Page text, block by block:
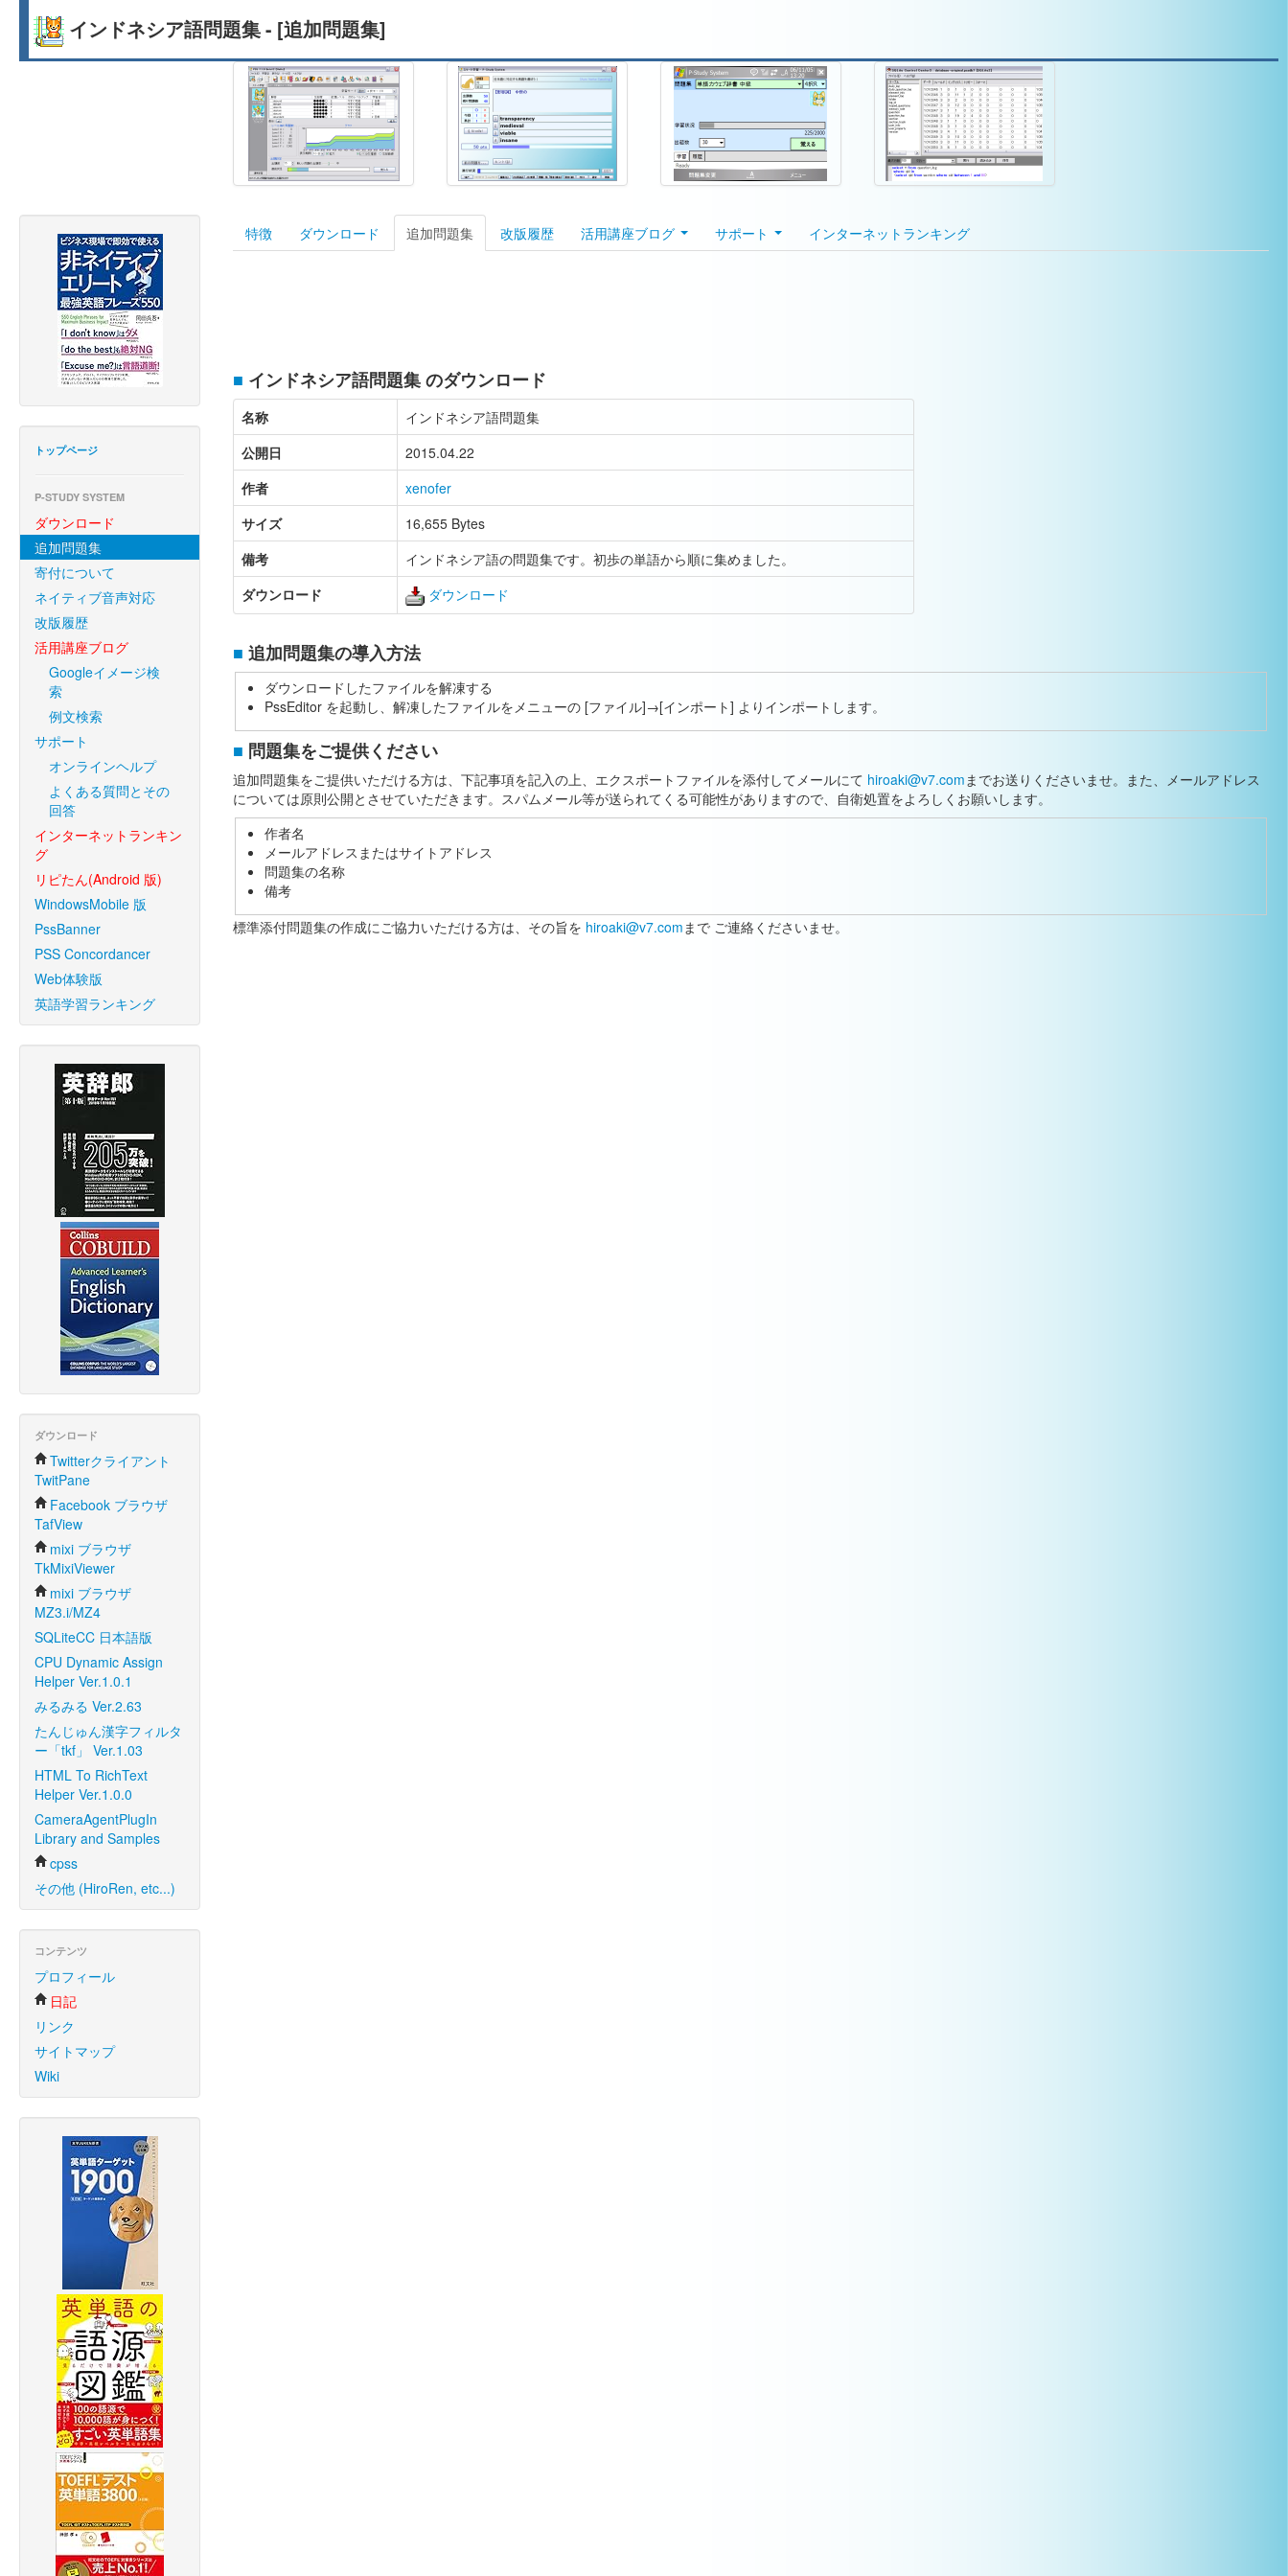
インドネシア語問題集 - [追加問題集]
トップページ
P-STUDY SYSTEM
ダウンロード
追加問題集
寄付について
ネイティブ音声対応
改版履歴
活用講座ブログ
Googleイメージ検
索
例文検索
サポート
オンラインヘルプ
よくある質問とその
回答
インターネットランキン
グ
リピたん(Android 版)
WindowsMobile 版
PssBanner
PSS Concordancer
Web体験版
英語学習ランキング
ダウンロード
Twitterクライアント
TwitPane
Facebook ブラウザ
TafView
mixi ブラウザ
TkMixiViewer
mixi ブラウザ
MZ3.i/MZ4
SQLiteCC 日本語版
CPU Dynamic Assign
Helper Ver.1.0.1
みるみる Ver.2.63
たんじゅん漢字フィルタ
ー「tkf」 Ver.1.03
HTML To RichText
Helper Ver.1.0.0
CameraAgentPlugIn
Library and Samples
cpss
その他 (HiroRen, etc...)
コンテンツ
プロフィール
日記
リンク
サイトマップ
Wiki
特徴 ダウンロード 追加問題集 改版履歴 活用講座ブログ サポート インターネットランキング
■ インドネシア語問題集 のダウンロード
名称
インドネシア語問題集
公開日
2015.04.22
作者
xenofer
サイズ
16,655 Bytes
備考
インドネシア語の問題集です。初歩の単語から順に集めました。
ダウンロード
ダウンロード
■ 追加問題集の導入方法
ダウンロードしたファイルを解凍する
PssEditor を起動し、解凍したファイルをメニューの [ファイル]→[インポート] よりインポートします。
■ 問題集をご提供ください
追加問題集をご提供いただける方は、下記事項を記入の上、エクスポートファイルを添付してメールにて hiroaki@v7.comまでお送りくださいませ。また、メールアドレス
については原則公開とさせていただきます。スパムメール等が送られてくる可能性がありますので、自衛処置をよろしくお願いします。
作者名
メールアドレスまたはサイトアドレス
問題集の名称
備考
標準添付問題集の作成にご協力いただける方は、その旨を hiroaki@v7.comまで ご連絡くださいませ。